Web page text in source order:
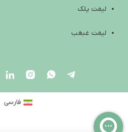
Contraindications, and Safety Tips
نکات ایمنی
لیفت پلک
لیفت غبغب
لیزر موهای زائد
فارسی